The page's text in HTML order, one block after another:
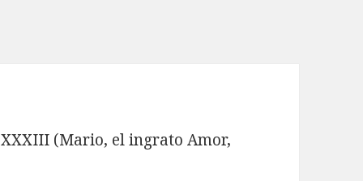
(Mario, el ingrato Amor,